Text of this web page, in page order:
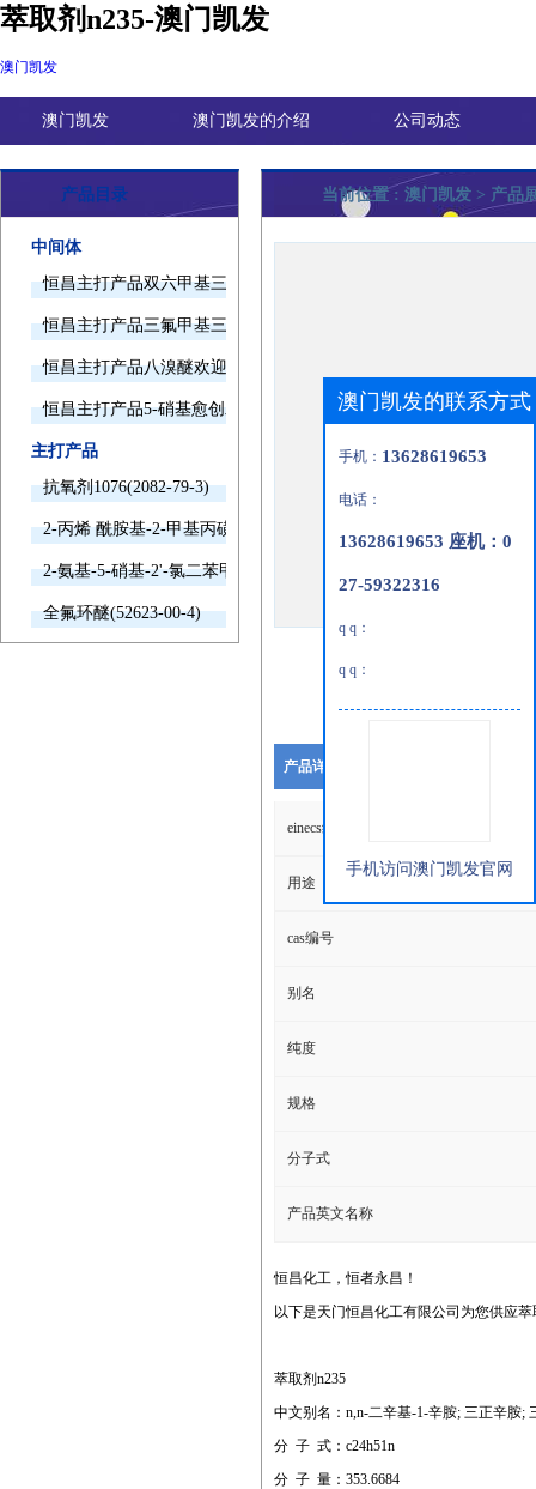
萃取剂n235-澳门凯发
澳门凯发
澳门凯发 澳门凯发的介绍 公司动态
产品目录
中间体
恒昌主打产品双六甲基三胺欢迎询价
恒昌主打产品三氟甲基三甲基硅烷欢迎询价
恒昌主打产品八溴醚欢迎询价
恒昌主打产品5-硝基愈创木酚钠欢迎询价
主打产品
抗氧剂1076(2082-79-3)
2-丙烯 酰胺基-2-甲基丙磺酸(15214-89-8)
2-氨基-5-硝基-2'-氯二苯甲酮(2011-66-7)
全氟环醚(52623-00-4)
当前位置 : 澳门凯发 > 产品
产品详细说明
einecs编号
用途
cas编号
别名
纯度
规格
分子式
产品英文名称
恒昌化工，恒者永昌！
以下是天门恒昌化工有限公司为您供应
萃取剂n235
中文别名：n,n-二辛基-1-辛胺; 三正辛胺;
分 子 式：c24h51n
分 子 量：353.6684
澳门凯发的联系方式
手机： 13628619653
电话：
13628619653 座机：0
27-59322316
q q：
q q：
手机访问澳门凯发官网